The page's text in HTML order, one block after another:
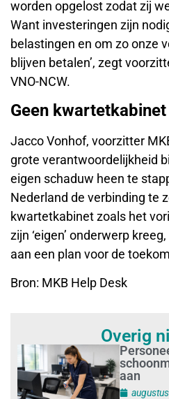
worden opgelost zodat zij
Want investeringen zijn
belastingen en om zo onze
blijven betalen’, zegt
VNO-NCW.
Geen kwartetkabinet
Jacco Vonhof, voorzitter
grote verantwoordelijkheid
eigen schaduw heen te
Nederland de verbinding te
kwartetkabinet zoals het
zijn ‘eigen’ onderwerp
aan een plan voor de
Bron: MKB Help Desk
Overig
aan